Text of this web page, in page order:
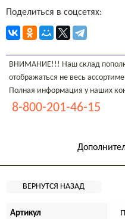
Поделиться в соцсетях:
ВНИМАНИЕ!!! Наш склад
отображаться не весь
Полная информация у наших
8-800-201-46-15
Артикул